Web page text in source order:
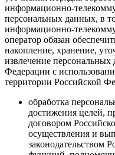
информационно-
персональных данных, в
информационно-
оператор обязан
накопление, хранение,
извлечение
Федерации с
территории Российской
обработка
достижения целей,
договором
осуществления и
законодательством